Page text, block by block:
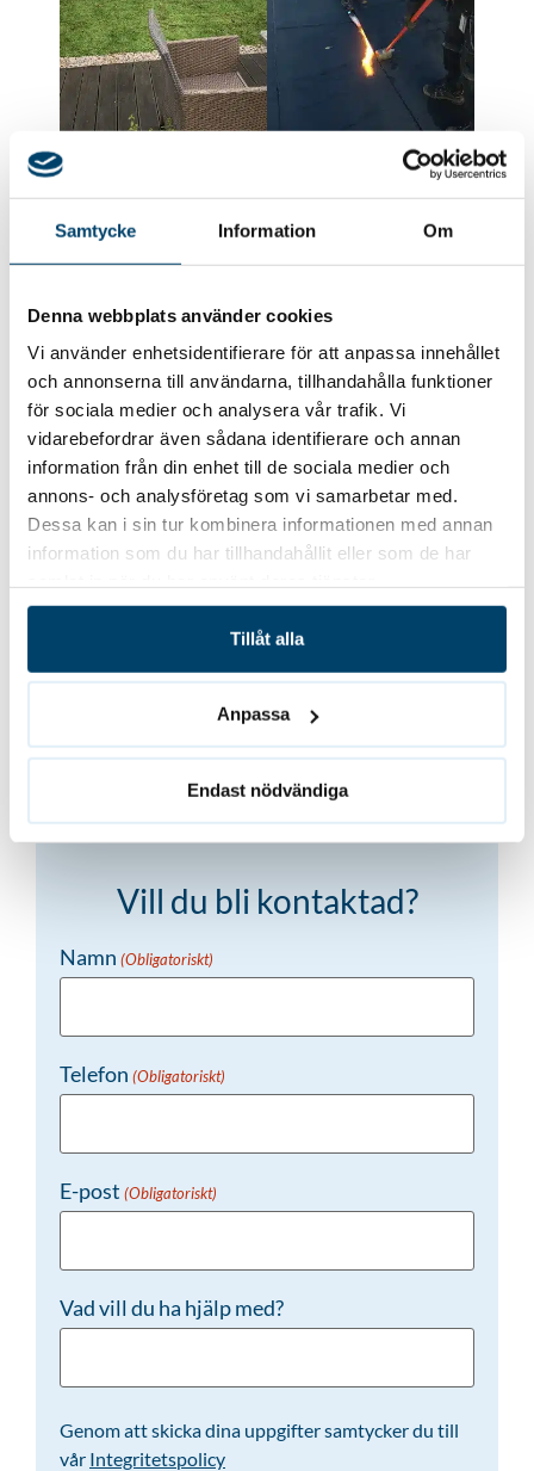
Samtycke Information Om
Denna webbplats använder cookies
Vi använder enhetsidentifierare för att anpassa innehållet
och annonserna till användarna, tillhandahålla funktioner
för sociala medier och analysera vår trafik. Vi
vidarebefordrar även sådana identifierare och annan
information från din enhet till de sociala medier och
annons- och analysföretag som vi samarbetar med.
Dessa kan i sin tur kombinera informationen med annan
information som du har tillhandahållit eller som de har
Tillåt alla
Anpassa
Endast nödvändiga
Författare
Andrei Adzinets
VD Takfix
Tillbaka till alla referenser
Vill du bli kontaktad?
Namn (Obligatoriskt)
Telefon (Obligatoriskt)
E-post (Obligatoriskt)
Vad vill du ha hjälp med?
Genom att skicka dina uppgifter samtycker du till
vår Integritetspolicy